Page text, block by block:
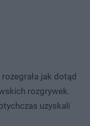
jak dotąd
rozgrywek.
uzyskali